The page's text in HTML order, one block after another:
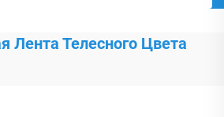
Лента Телесного Цвета